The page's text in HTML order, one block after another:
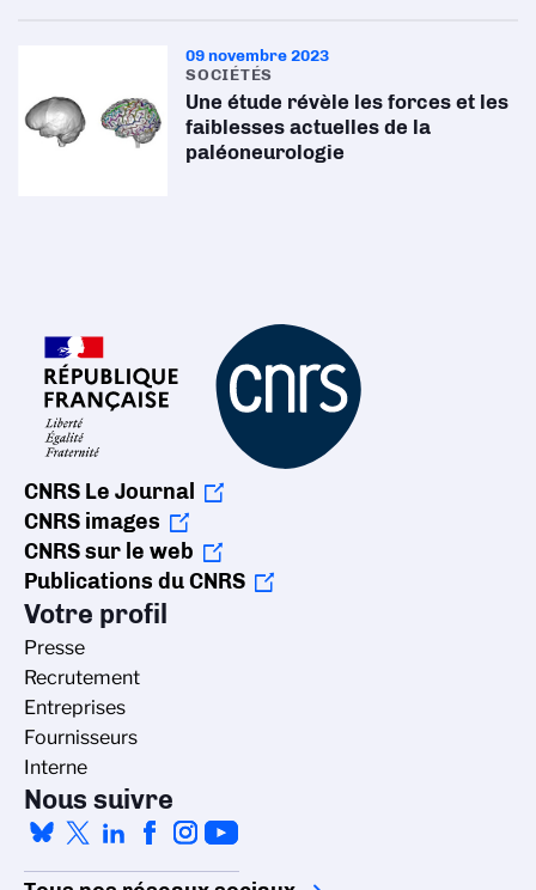
09 novembre 2023
SOCIÉTÉS
Une étude révèle les forces et les
faiblesses actuelles de la
paléoneurologie
CNRS Le Journal
CNRS images
CNRS sur le web
Publications du CNRS
Votre profil
Presse
Recrutement
Entreprises
Fournisseurs
Interne
Nous suivre